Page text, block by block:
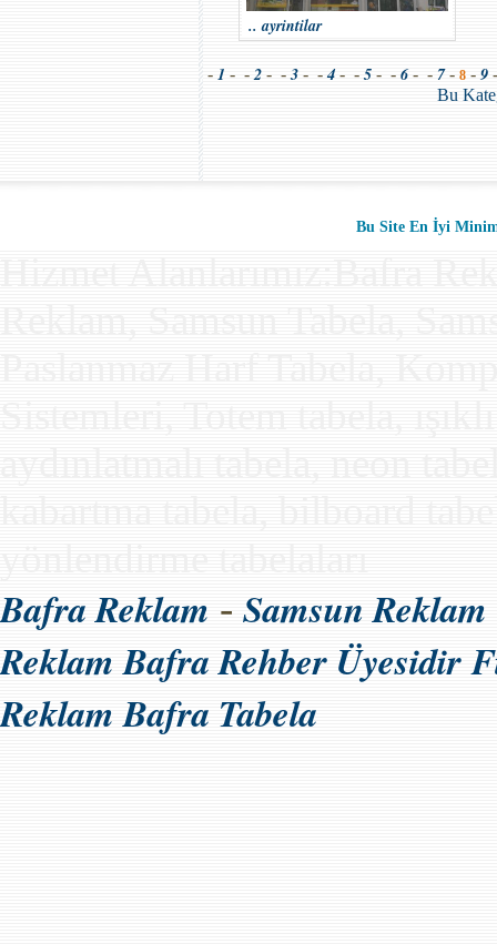
.. ayrintilar
- 1 - - 2 - -3 - - 4- -5 - - 6- - 7- 8 - 9
Bu
Bu Site En İyi
Bafra Reklam - Samsun Reklam
Reklam Bafra Rehber Üyesidir
Reklam Bafra Tabela